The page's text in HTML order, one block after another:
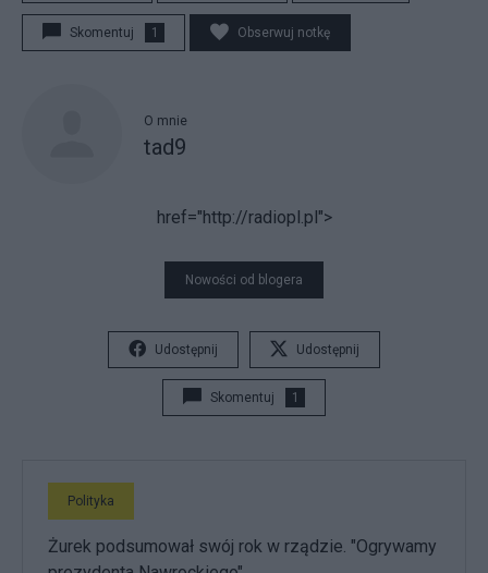
Skomentuj 1 Obserwuj notkę
O mnie
tad9
href="http://radiopl.pl">
Nowości od blogera
Udostępnij Udostępnij
Skomentuj 1
Polityka
Żurek podsumował swój rok w rządzie. "Ogrywamy